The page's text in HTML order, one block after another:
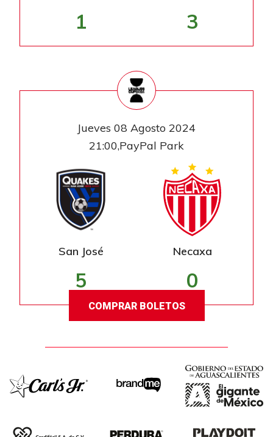
1 3
Jueves 08 Agosto 2024
21:00,PayPal Park
San José
5
Necaxa
0
COMPRAR BOLETOS